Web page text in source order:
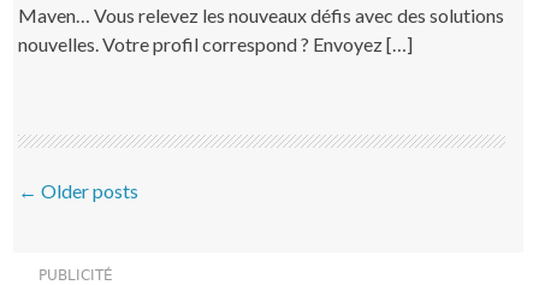
Maven… Vous relevez les nouveaux défis avec des solutions
nouvelles. Votre profil correspond ? Envoyez […]
Post navigation
← Older posts
PUBLICITÉ